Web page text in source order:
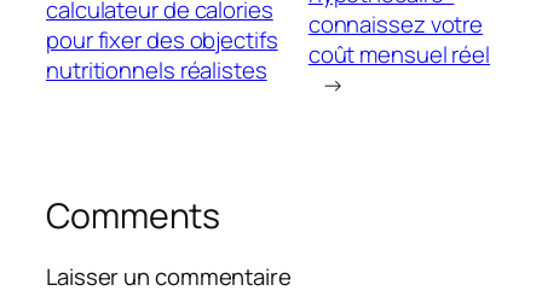
calculateur de calories
pour fixer des objectifs
nutritionnels réalistes
connaissez votre
coût mensuel réel
→
Comments
Laisser un commentaire